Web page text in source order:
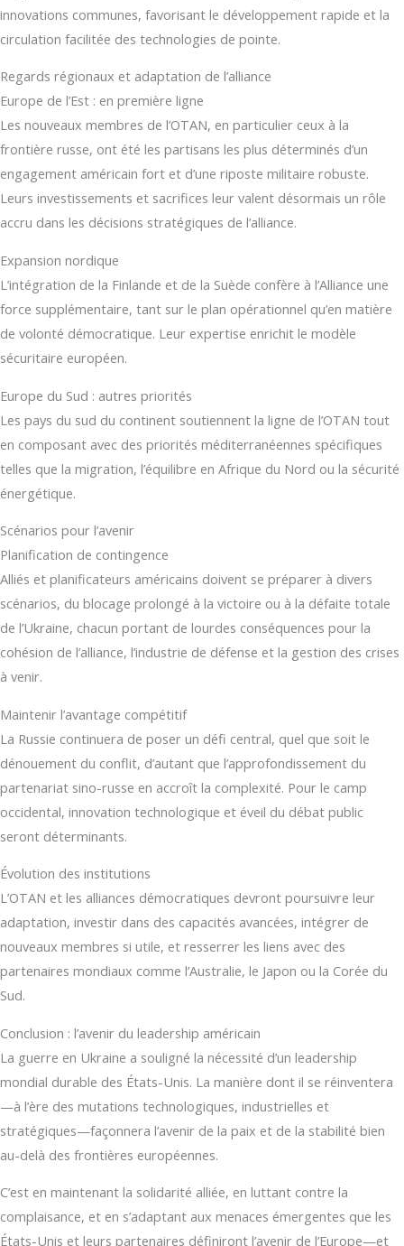
innovations communes, favorisant le développement rapide et la
circulation facilitée des technologies de pointe.
Regards régionaux et adaptation de l’alliance
Europe de l’Est : en première ligne
Les nouveaux membres de l’OTAN, en particulier ceux à la
frontière russe, ont été les partisans les plus déterminés d’un
engagement américain fort et d’une riposte militaire robuste.
Leurs investissements et sacrifices leur valent désormais un rôle
accru dans les décisions stratégiques de l’alliance.
Expansion nordique
L’intégration de la Finlande et de la Suède confère à l’Alliance une
force supplémentaire, tant sur le plan opérationnel qu’en matière
de volonté démocratique. Leur expertise enrichit le modèle
sécuritaire européen.
Europe du Sud : autres priorités
Les pays du sud du continent soutiennent la ligne de l’OTAN tout
en composant avec des priorités méditerranéennes spécifiques
telles que la migration, l’équilibre en Afrique du Nord ou la sécurité
énergétique.
Scénarios pour l’avenir
Planification de contingence
Alliés et planificateurs américains doivent se préparer à divers
scénarios, du blocage prolongé à la victoire ou à la défaite totale
de l’Ukraine, chacun portant de lourdes conséquences pour la
cohésion de l’alliance, l’industrie de défense et la gestion des crises
à venir.
Maintenir l’avantage compétitif
La Russie continuera de poser un défi central, quel que soit le
dénouement du conflit, d’autant que l’approfondissement du
partenariat sino-russe en accroît la complexité. Pour le camp
occidental, innovation technologique et éveil du débat public
seront déterminants.
Évolution des institutions
L’OTAN et les alliances démocratiques devront poursuivre leur
adaptation, investir dans des capacités avancées, intégrer de
nouveaux membres si utile, et resserrer les liens avec des
partenaires mondiaux comme l’Australie, le Japon ou la Corée du
Sud.
Conclusion : l’avenir du leadership américain
La guerre en Ukraine a souligné la nécessité d’un leadership
mondial durable des États-Unis. La manière dont il se réinventera
—à l’ère des mutations technologiques, industrielles et
stratégiques—façonnera l’avenir de la paix et de la stabilité bien
au-delà des frontières européennes.
C’est en maintenant la solidarité alliée, en luttant contre la
complaisance, et en s’adaptant aux menaces émergentes que les
États-Unis et leurs partenaires définiront l’avenir de l’Europe—et